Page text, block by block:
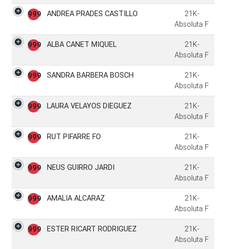
999 ANDREA PRADES CASTILLO
21K-
Absoluta F
999 ALBA CANET MIQUEL
21K-
Absoluta F
999 SANDRA BARBERA BOSCH
21K-
Absoluta F
999 LAURA VELAYOS DIEGUEZ
21K-
Absoluta F
999 RUT PIFARRE FO
21K-
Absoluta F
999 NEUS GUIRRO JARDI
21K-
Absoluta F
999 AMALIA ALCARAZ
21K-
Absoluta F
999 ESTER RICART RODRIGUEZ
21K-
Absoluta F